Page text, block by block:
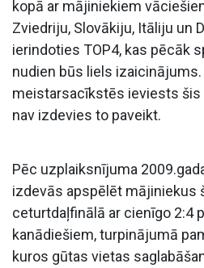
kopā ar mājiniekiem
Zviedriju, Slovākiju, Itāliju un
ierindoties TOP4, kas pēcāk
nudien būs liels
meistarsacīkstēs ieviests šis
nav izdevies to paveikt.
Pēc uzplaiksnījuma
izdevās apspēlēt mājiniekus
ceturtdaļfinālā ar cienīgo 2:4
kanādiešiem, turpinājumā
kuros gūtas vietas